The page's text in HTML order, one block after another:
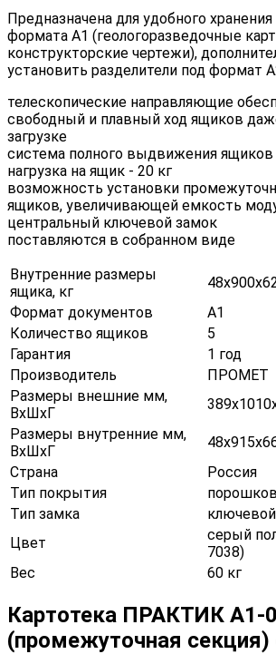
Предназначена для удобного
формата А1 (геологоразведочные
конструкторские чертежи),
установить разделители под формат
телескопические направляющие
свободный и плавный ход ящиков
загрузке
система полного выдвижения ящиков
нагрузка на ящик - 20 кг
возможность установки
ящиков, увеличивающей емкость
центральный ключевой замок
поставляются в собранном виде
Внутренние размеры
ящика, кг
Формат документов
А1
Количество ящиков
5
Гарантия
1 год
Производитель
ПРОМЕТ
Размеры внешние мм,
ВхШхГ
Размеры внутренние мм,
ВхШхГ
Страна
Россия
Тип покрытия
Тип замка
ключевой
Цвет
серый
7038)
Вес
60 кг
Картотека ПРАКТИК A1-
(промежуточная